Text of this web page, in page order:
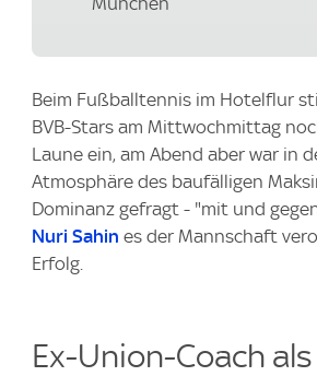
Beim Fußballtennis im Hotelflur
BVB-Stars am Mittwochmittag
Laune ein, am Abend aber war in
Atmosphäre des baufälligen
Dominanz gefragt - "mit und
Nuri Sahin es der Mannschaft
Erfolg.
Ex-Union-Coach